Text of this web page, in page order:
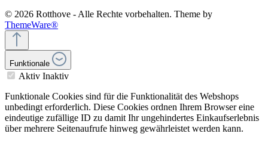
© 2026 Rotthove - Alle Rechte vorbehalten. Theme by
ThemeWare®
Funktionale
Aktiv Inaktiv
Funktionale Cookies sind für die Funktionalität des Webshops
unbedingt erforderlich. Diese Cookies ordnen Ihrem Browser eine
eindeutige zufällige ID zu damit Ihr ungehindertes Einkaufserlebnis
über mehrere Seitenaufrufe hinweg gewährleistet werden kann.